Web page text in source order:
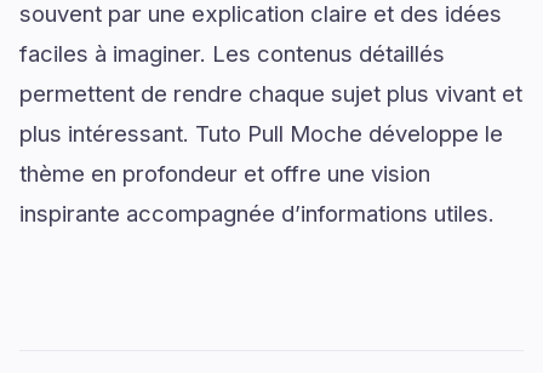
souvent par une explication claire et des idées
faciles à imaginer. Les contenus détaillés
permettent de rendre chaque sujet plus vivant et
plus intéressant. Tuto Pull Moche développe le
thème en profondeur et offre une vision
inspirante accompagnée d’informations utiles.